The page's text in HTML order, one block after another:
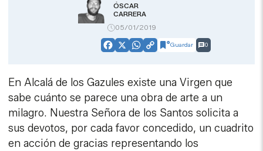
ÓSCAR
CARRERA
05/01/2019
Facebook
X WhatsApp
CopyGuardar 0
En Alcalá de los Gazules existe una Virgen que
sabe cuánto se parece una obra de arte a un
milagro. Nuestra Señora de los Santos solicita a
sus devotos, por cada favor concedido, un cuadrito
en acción de gracias representando los